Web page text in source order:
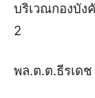
บริเวณกองบัง
2
พล.ต.ต.ธีรเด